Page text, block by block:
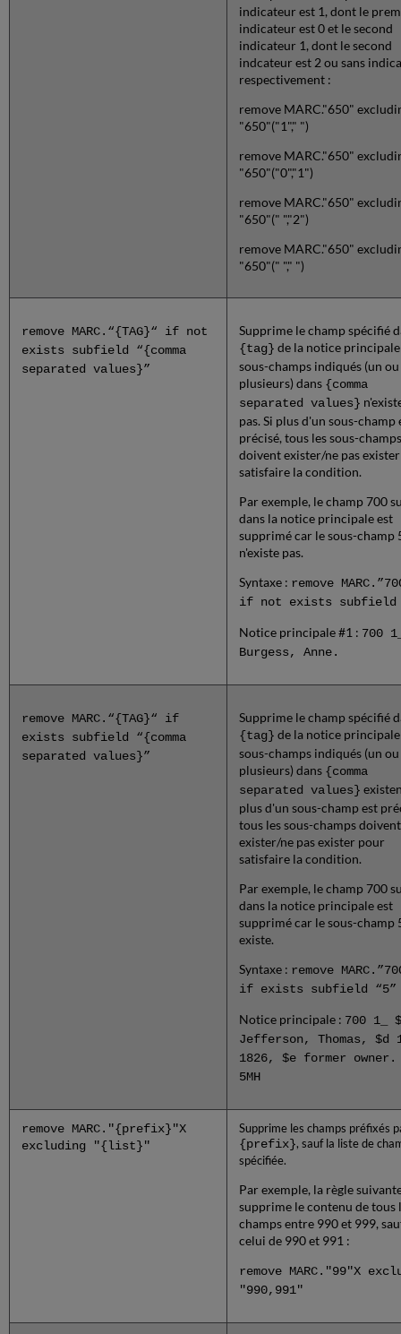
indicateur est 1, dont le
indicateur est 0 et le second
indicateur 1, dont le second
indcateur est 2 ou sans
respectivement :
remove MARC."650"
"650"("1"," ")
remove MARC."650"
"650"("0","1")
remove MARC."650"
"650"(" ","2")
remove MARC."650"
"650"(" "," ")
remove MARC.“{TAG}“ if not
exists subfield “{comma
separated values}”
Supprime le champ spécifié
{tag} de la notice principale
sous-champs indiqués (un ou
plusieurs) dans {comma
separated values}
pas. Si plus d'un sous-champ
précisé, tous les sous-champs
doivent exister/ne pas
satisfaire la condition.
Par exemple, le champ 700
dans la notice principale est
supprimé car le sous-champ
n'existe pas.
Syntaxe : remove
if not exists subfield
Notice principale #1 : 700
Burgess, Anne.
remove MARC.“{TAG}“ if
exists subfield “{comma
separated values}”
Supprime le champ spécifié
{tag} de la notice principale
sous-champs indiqués (un ou
plusieurs) dans {comma
separated values}
plus d'un sous-champ est
tous les sous-champs doivent
exister/ne pas exister pour
satisfaire la condition.
Par exemple, le champ 700
dans la notice principale est
supprimé car le sous-champ
existe.
Syntaxe : remove
if exists subfield “5”
Notice principale : 700 1_
Jefferson, Thomas, $d
1826, $e former owner.
5MH
remove MARC."{prefix}"X
excluding "{list}"
Supprime les champs préfixés
{prefix}, sauf la liste de
spécifiée.
Par exemple, la règle
supprime le contenu de tous
champs entre 990 et 999,
celui de 990 et 991 :
remove MARC."99"X
"990,991"